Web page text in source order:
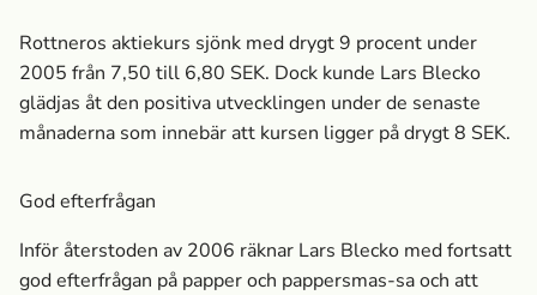
Rottneros aktiekurs sjönk med drygt 9 procent under
2005 från 7,50 till 6,80 SEK. Dock kunde Lars Blecko
glädjas åt den positiva utvecklingen under de senaste
månaderna som innebär att kursen ligger på drygt 8 SEK.
God efterfrågan
Inför återstoden av 2006 räknar Lars Blecko med fortsatt
god efterfrågan på papper och pappersmas-sa och att